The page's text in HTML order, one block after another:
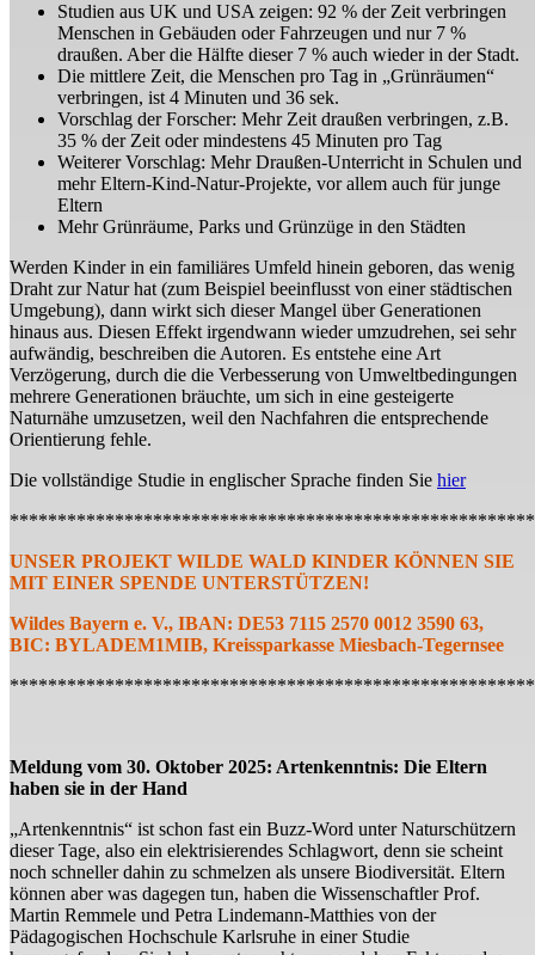
Studien aus UK und USA zeigen: 92 % der Zeit verbringen
Menschen in Gebäuden oder Fahrzeugen und nur 7 %
draußen. Aber die Hälfte dieser 7 % auch wieder in der Stadt.
Die mittlere Zeit, die Menschen pro Tag in „Grünräumen“
verbringen, ist 4 Minuten und 36 sek.
Vorschlag der Forscher: Mehr Zeit draußen verbringen, z.B.
35 % der Zeit oder mindestens 45 Minuten pro Tag
Weiterer Vorschlag: Mehr Draußen-Unterricht in Schulen und
mehr Eltern-Kind-Natur-Projekte, vor allem auch für junge
Eltern
Mehr Grünräume, Parks und Grünzüge in den Städten
Werden Kinder in ein familiäres Umfeld hinein geboren, das wenig
Draht zur Natur hat (zum Beispiel beeinflusst von einer städtischen
Umgebung), dann wirkt sich dieser Mangel über Generationen
hinaus aus. Diesen Effekt irgendwann wieder umzudrehen, sei sehr
aufwändig, beschreiben die Autoren. Es entstehe eine Art
Verzögerung, durch die die Verbesserung von Umweltbedingungen
mehrere Generationen bräuchte, um sich in eine gesteigerte
Naturnähe umzusetzen, weil den Nachfahren die entsprechende
Orientierung fehle.
Die vollständige Studie in englischer Sprache finden Sie hier
UNSER PROJEKT WILDE WALD KINDER KÖNNEN SIE
MIT EINER SPENDE UNTERSTÜTZEN!
Wildes Bayern e. V., IBAN: DE53 7115 2570 0012 3590 63,
BIC: BYLADEM1MIB, Kreissparkasse Miesbach-Tegernsee
Meldung vom 30. Oktober 2025: Artenkenntnis: Die Eltern
haben sie in der Hand
„Artenkenntnis“ ist schon fast ein Buzz-Word unter Naturschützern
dieser Tage, also ein elektrisierendes Schlagwort, denn sie scheint
noch schneller dahin zu schmelzen als unsere Biodiversität. Eltern
können aber was dagegen tun, haben die Wissenschaftler Prof.
Martin Remmele und Petra Lindemann-Matthies von der
Pädagogischen Hochschule Karlsruhe in einer Studie